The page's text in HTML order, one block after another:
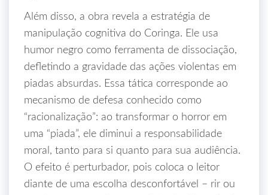
Além disso, a obra revela a estratégia de
manipulação cognitiva do Coringa. Ele usa
humor negro como ferramenta de dissociação,
defletindo a gravidade das ações violentas em
piadas absurdas. Essa tática corresponde ao
mecanismo de defesa conhecido como
“racionalização”: ao transformar o horror em
uma “piada”, ele diminui a responsabilidade
moral, tanto para si quanto para sua audiência.
O efeito é perturbador, pois coloca o leitor
diante de uma escolha desconfortável – rir ou